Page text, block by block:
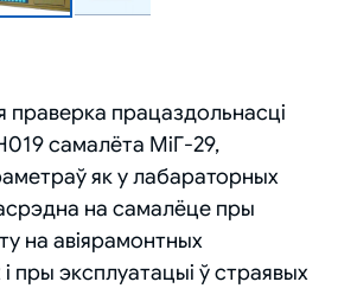
праверка працаздольнасці
самалёта МіГ-29,
як у лабараторных
на самалёце пры
на авіярамонтных
пры эксплуатацыі ў страявых